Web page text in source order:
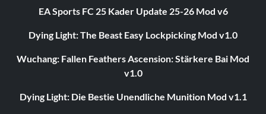
EA Sports FC 25 Kader Update 25-26 Mod v6
Dying Light: The Beast Easy Lockpicking Mod v1.0
Wuchang: Fallen Feathers Ascension: Stärkere Bai Mod
v1.0
Dying Light: Die Bestie Unendliche Munition Mod v1.1